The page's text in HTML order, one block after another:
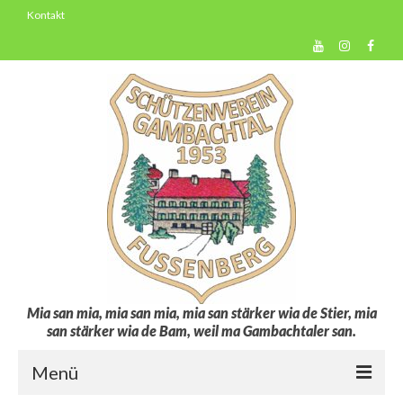
Kontakt
Mia san mia, mia san mia, mia san stärker wia de Stier, mia
san stärker wia de Bam, weil ma Gambachtaler san.
Menü